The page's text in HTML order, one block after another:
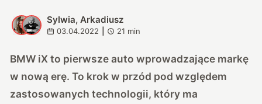
S A
Sylwia, Arkadiusz
03.04.2022 21 min
BMW iX to pierwsze auto wprowadzające markę
w nową erę. To krok w przód pod względem
zastosowanych technologii, który ma